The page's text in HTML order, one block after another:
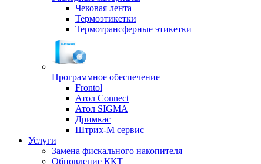
Чековая лента
Термоэтикетки
Термотрансферные этикетки
Программное обеспечение
Frontol
Атол Connect
Атол SIGMA
Дримкас
Штрих-М сервис
Услуги
Замена фискального накопителя
Обновление ККТ